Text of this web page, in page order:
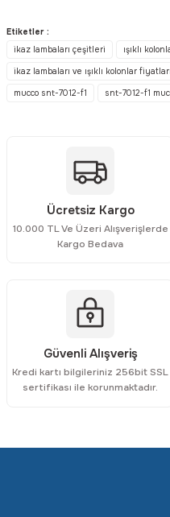
konularda yetersiz gördüğünüz
tarafımıza iletebilirsiniz.
Ürün fiyatı diğer sitelerden
Etiketler :
ikaz lambaları çeşitleri
ışıklı
ikaz lambaları ve ışıklı kolonlar fiyatları
mucco snt-7012-f1 snt-7012-f1
Ücretsiz Kargo
10.000 TL Ve Üzeri Alışverişlerde
Kargo Bedava
Güvenli Alışveriş
Kredi kartı bilgileriniz 256bit SSL
sertifikası ile korunmaktadır.